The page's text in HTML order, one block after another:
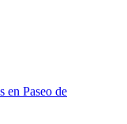
en Paseo de